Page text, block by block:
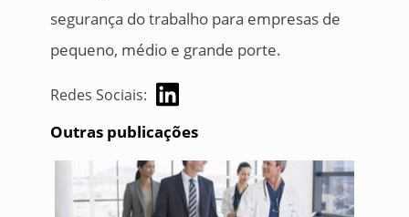
segurança do trabalho para empresas de
pequeno, médio e grande porte.
Redes Sociais:
Outras publicações